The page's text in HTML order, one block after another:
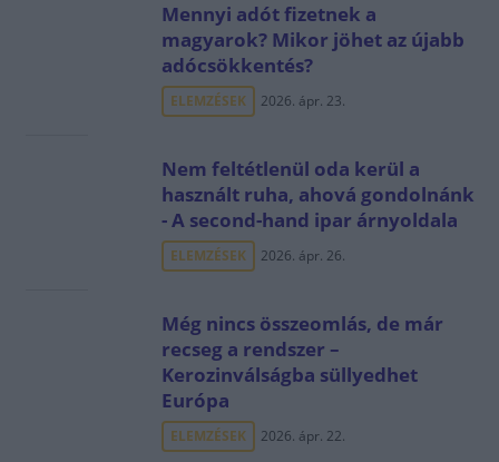
Mennyi adót fizetnek a
magyarok? Mikor jöhet az újabb
adócsökkentés?
ELEMZÉSEK 2026. ápr. 23.
Nem feltétlenül oda kerül a
használt ruha, ahová gondolnánk
- A second-hand ipar árnyoldala
ELEMZÉSEK 2026. ápr. 26.
Még nincs összeomlás, de már
recseg a rendszer –
Kerozinválságba süllyedhet
Európa
ELEMZÉSEK 2026. ápr. 22.